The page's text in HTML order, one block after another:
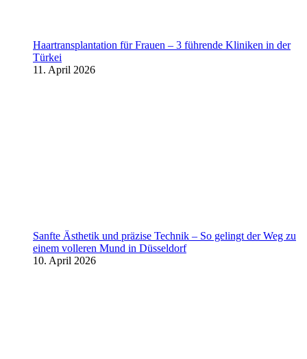
Haartransplantation für Frauen – 3 führende Kliniken in der
Türkei
11. April 2026
Sanfte Ästhetik und präzise Technik – So gelingt der Weg zu
einem volleren Mund in Düsseldorf
10. April 2026